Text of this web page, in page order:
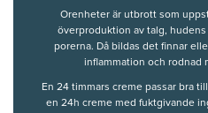
Orenheter är utbrott som
överproduktion av talg,
porerna. Då bildas det finnar
inflammation och rodnad
En 24 timmars creme passar bra
en 24h creme med fuktgivande